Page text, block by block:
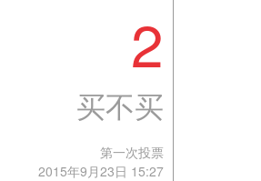
2
买不买
第一次投票
2015年9月23日 15:27